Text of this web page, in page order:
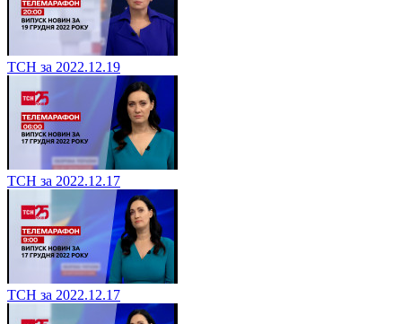
ТСН за 2022.12.19
ТСН за 2022.12.17
ТСН за 2022.12.17